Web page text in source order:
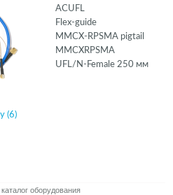
(6)
ACUFL
Flex-guide
MMCX-RPSMA pigtail
MMCXRPSMA
UFL/N-Female 250 мм
оборудования